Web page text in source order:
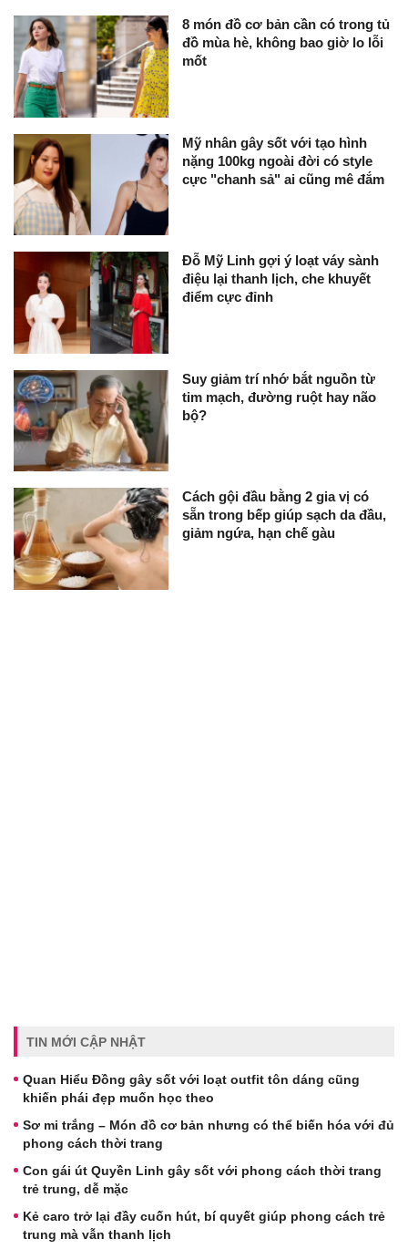
8 món đồ cơ bản cần có trong tủ
đồ mùa hè, không bao giờ lo lỗi
mốt
Mỹ nhân gây sốt với tạo hình
nặng 100kg ngoài đời có style
cực "chanh sả" ai cũng mê đắm
Đỗ Mỹ Linh gợi ý loạt váy sành
điệu lại thanh lịch, che khuyết
điểm cực đỉnh
Suy giảm trí nhớ bắt nguồn từ
tim mạch, đường ruột hay não
bộ?
Cách gội đầu bằng 2 gia vị có
sẵn trong bếp giúp sạch da đầu,
giảm ngứa, hạn chế gàu
TIN MỚI CẬP NHẬT
Quan Hiểu Đồng gây sốt với loạt outfit tôn dáng cũng
khiến phái đẹp muốn học theo
Sơ mi trắng – Món đồ cơ bản nhưng có thể biến hóa với đủ
phong cách thời trang
Con gái út Quyền Linh gây sốt với phong cách thời trang
trẻ trung, dễ mặc
Kẻ caro trở lại đầy cuốn hút, bí quyết giúp phong cách trẻ
trung mà vẫn thanh lịch